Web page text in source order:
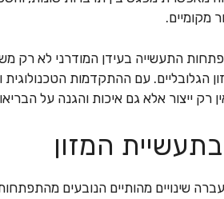
מקומיים.
התעשייה בעידן המודרני לא רק
הגלובליים. עם ההתקדמות
ייצור אלא גם איכות והגנה על
המזון
שינויים מהותיים הנובעים